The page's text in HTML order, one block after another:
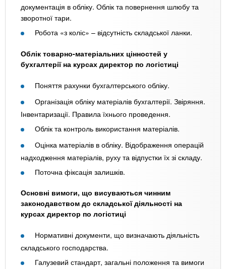
документація в обліку. Облік та повернення шлюбу та
зворотної тари.
Робота «з коліс» – відсутність складської ланки.
Облік товарно-матеріальних цінностей у
бухгалтерії на курсах директор по логістиці
Поняття рахунки бухгалтерського обліку.
Організація обліку матеріалів бухгалтерії. Звіряння.
Інвентаризації. Правила їхнього проведення.
Облік та контроль використання матеріалів.
Оцінка матеріалів в обліку. Відображення операцій
надходження матеріалів, руху та відпустки їх зі складу.
Поточна фіксація залишків.
Основні вимоги, що висуваються чинним
законодавством до складської діяльності на
курсах директор по логістиці
Нормативні документи, що визначають діяльність
складського господарства.
Галузевий стандарт, загальні положення та вимоги